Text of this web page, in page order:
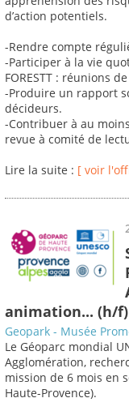
d’action potentiels.
-Rendre compte
-Participer à la vie
FORESTT : réunions
-Produire un rapport
décideurs.
-Contribuer à au
revue à comité de
Lire la suite : [ voir
animation... (h/f)
Geopark - Musée
Le Géoparc mondial
Agglomération,
mission de 6 mois en
Haute-Provence).